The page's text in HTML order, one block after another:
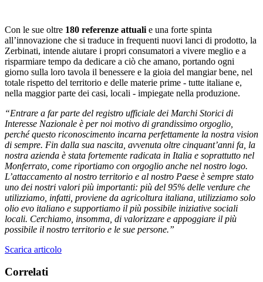
Con le sue oltre 180 referenze attuali e una forte spinta
all’innovazione che si traduce in frequenti nuovi lanci di prodotto, la
Zerbinati, intende aiutare i propri consumatori a vivere meglio e a
risparmiare tempo da dedicare a ciò che amano, portando ogni
giorno sulla loro tavola il benessere e la gioia del mangiar bene, nel
totale rispetto del territorio e delle materie prime - tutte italiane e,
nella maggior parte dei casi, locali - impiegate nella produzione.
“Entrare a far parte del registro ufficiale dei Marchi Storici di
Interesse Nazionale è per noi motivo di grandissimo orgoglio,
perché questo riconoscimento incarna perfettamente la nostra vision
di sempre. Fin dalla sua nascita, avvenuta oltre cinquant’anni fa, la
nostra azienda è stata fortemente radicata in Italia e soprattutto nel
Monferrato, come riportiamo con orgoglio anche nel nostro logo.
L’attaccamento al nostro territorio e al nostro Paese è sempre stato
uno dei nostri valori più importanti: più del 95% delle verdure che
utilizziamo, infatti, proviene da agricoltura italiana, utilizziamo solo
olio evo italiano e supportiamo il più possibile iniziative sociali
locali. Cerchiamo, insomma, di valorizzare e appoggiare il più
possibile il nostro territorio e le sue persone.”
Scarica articolo
Correlati